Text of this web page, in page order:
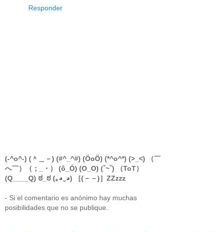
Responder
(-^o^-) (＾＿－) (#^_^#) (ÖoÖ) (*^o^*) (>_<) （￣
へ￣）（；_・） (ô_Ó) (O_O) (ˇ~ˇ) （ToT）
(Q____Q) ಠ_ಠ (｡◕‿◕) ［(－－)］ZZzzz
- Si el comentario es anónimo hay muchas
posibilidades que no se publique.